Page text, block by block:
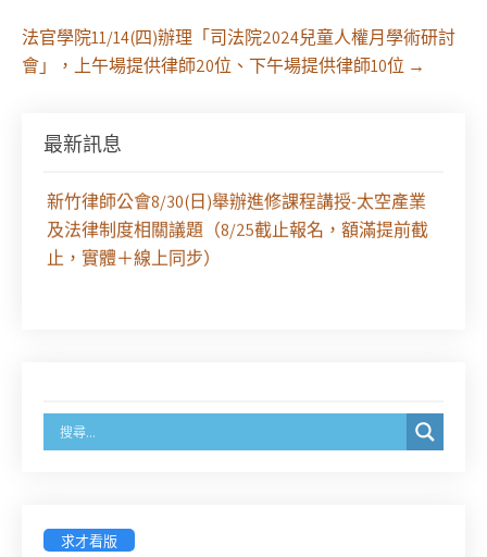
法官學院11/14(四)辦理「司法院2024兒童人權月學術研討
會」，上午場提供律師20位、下午場提供律師10位 →
最新訊息
【採通訊報名,115年8月31日止(以郵戳為憑)】
新竹律師公會8/30(日)舉辦進修課程講授-太空產業
及法律制度相關議題（8/25截止報名，額滿提前截
止，實體＋線上同步）
徵求參與115年教師法律諮詢補助計畫人才庫(請於
經濟部商業發展署函：自115年6月26日起，新設立
求才看版